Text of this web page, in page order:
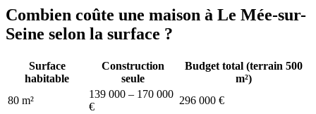
Combien coûte une maison à Le Mée-sur-
Seine selon la surface ?
Surface
habitable
Construction
seule
Budget total (terrain 500
m²)
80 m²
139 000 – 170 000
€
296 000 €